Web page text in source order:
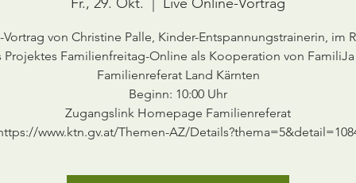
von Christine Palle, Kinder-Entspannungstrainerin, im
Projektes Familienfreitag-Online als Kooperation von
Familienreferat Land Kärnten
Beginn: 10:00 Uhr
Zugangslink Homepage Familienreferat
www.ktn.gv.at/Themen-AZ/